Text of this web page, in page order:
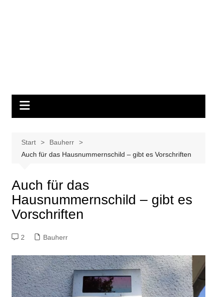
Start
Bauherr
Auch für das Hausnummernschild – gibt es Vorschriften
Auch für das
Hausnummernschild – gibt es
Vorschriften
2 Bauherr